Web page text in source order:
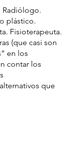
plástico.
Fisioterapeuta.
(que casi son
en los
contar los
que